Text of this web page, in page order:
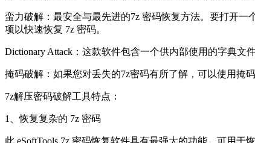
蛮力破解：最安全与最先进的7z 密码恢复方法。要打开
项以快速恢复 7z 密码。
Dictionary Attack：这款软件包含一个供内部使用的字典文
掩码破解：如果您对丢失的7z密码有所了解，可以使用掩
7z解压密码破解工具特点：
1、恢复复杂的 7z 密码
此 eSoftTools 7z 密码恢复软件具有最强大的功能，可用于